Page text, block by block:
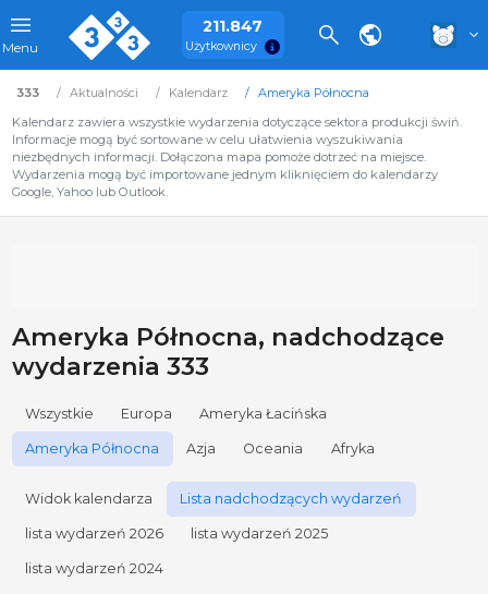
Menu
211.847
Użytkownicy
333 Aktualności Kalendarz
Ameryka Północna
Kalendarz zawiera wszystkie wydarzenia dotyczące sektora produkcji świń.
Informacje mogą być sortowane w celu ułatwienia wyszukiwania
niezbędnych informacji. Dołączona mapa pomoże dotrzeć na miejsce.
Wydarzenia mogą być importowane jednym kliknięciem do kalendarzy
Google, Yahoo lub Outlook.
Ameryka Północna, nadchodzące
wydarzenia 333
Wszystkie Europa Ameryka Łacińska
Ameryka Północna Azja Oceania Afryka
Widok kalendarza Lista nadchodzących wydarzeń
lista wydarzeń 2026 lista wydarzeń 2025
lista wydarzeń 2024